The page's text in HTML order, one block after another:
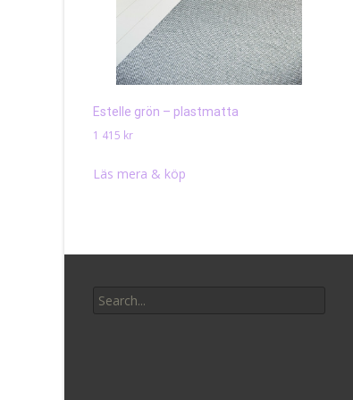
Estelle grön – plastmatta
1 415 kr
Läs mera & köp
for: